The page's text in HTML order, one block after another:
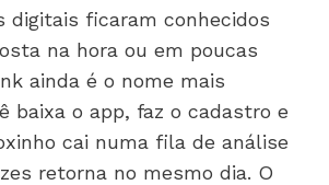
digitais ficaram conhecidos
na hora ou em poucas
ainda é o nome mais
baixa o app, faz o cadastro e
cai numa fila de análise
retorna no mesmo dia. O